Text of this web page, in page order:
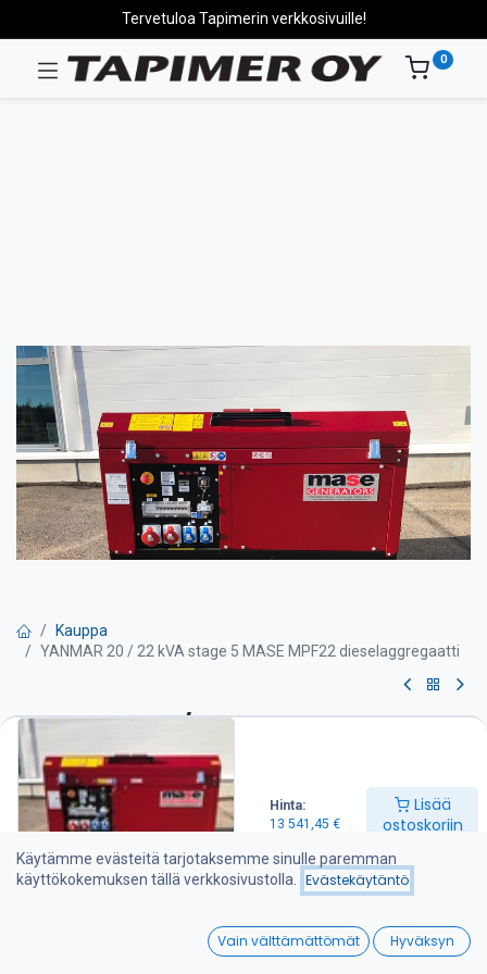
Hinta:
13 541,45 €
Lisää
ostoskoriin
Wishlist
Tervetuloa Tapimerin verkkosivuille!
0
Kauppa
YANMAR 20 / 22 kVA stage 5 MASE MPF22 dieselaggregaatti
YANMAR 20 / 22 kVA stage 5
MASE MPF22 dieselaggregaatti
Pyydä tarjous
Max teho 22 kVA
Jatkuva teho 20 kVA
Käytämme evästeitä tarjotaksemme sinulle paremman
käyttökokemuksen tällä verkkosivustolla.
Evästekäytäntö
Vain välttämättömät Hyväksyn